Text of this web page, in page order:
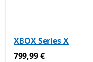
XBOX Series X
799,99 €
799,99 €